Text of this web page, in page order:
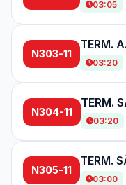
03:05
N303-11
03:20
N304-11
03:20
N305-11
03:00